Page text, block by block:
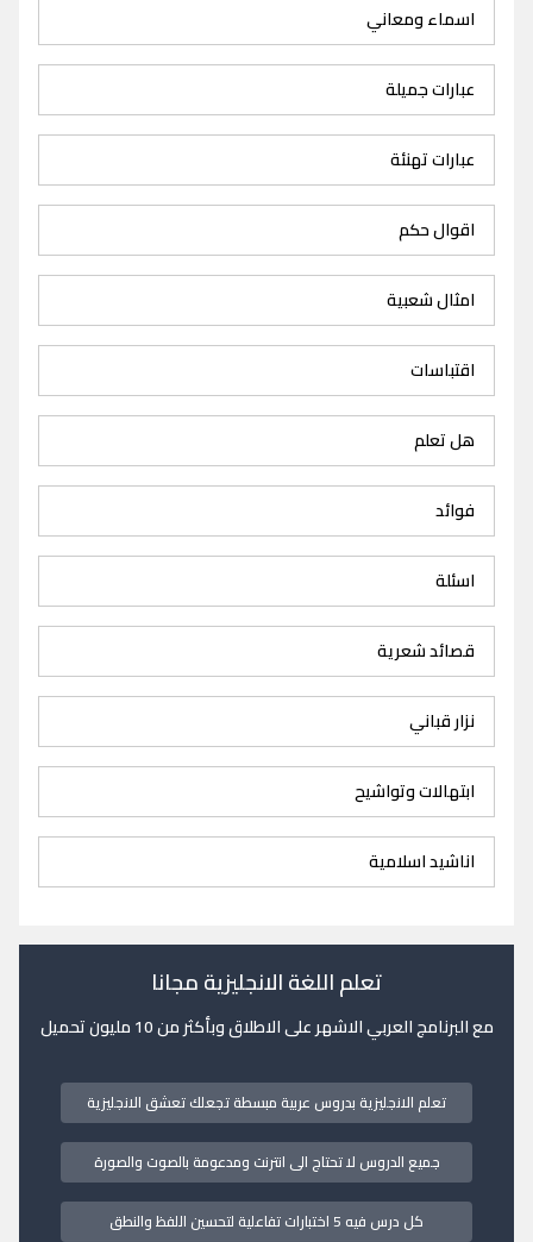
اسماء ومعاني
عبارات جميلة
عبارات تهنئة
اقوال حكم
امثال شعبية
اقتباسات
هل تعلم
فوائد
اسئلة
قصائد شعرية
نزار قباني
ابتهالات وتواشيح
اناشيد اسلامية
تعلم اللغة الانجليزية مجانا
مع البرنامج العربي الاشهر على الاطلاق وبأكثر من 10 مليون تحميل
تعلم الانجليزية بدروس عربية مبسطة تجعلك تعشق الانجليزية
جميع الدروس لا تحتاج الى انترنت ومدعومة بالصوت والصورة
كل درس فيه 5 اختبارات تفاعلية لتحسين اللفظ والنطق